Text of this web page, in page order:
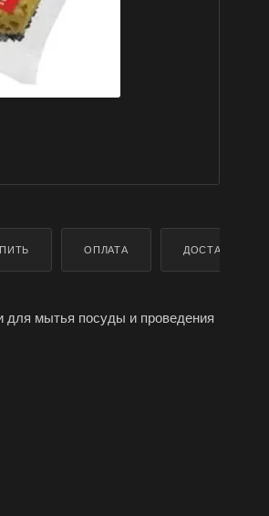
ОПЛАТА ДОСТАВКА
для мытья посуды и проведения